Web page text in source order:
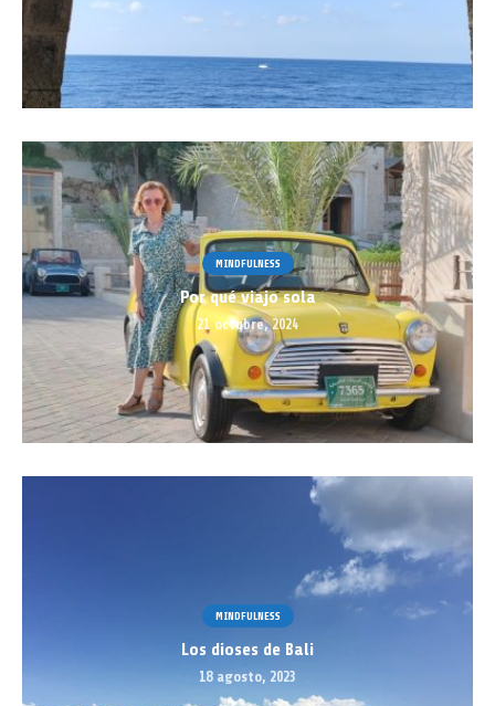
MINDFULNESS
Por qué viajo sola
21 octubre, 2024
MINDFULNESS
Los dioses de Bali
18 agosto, 2023